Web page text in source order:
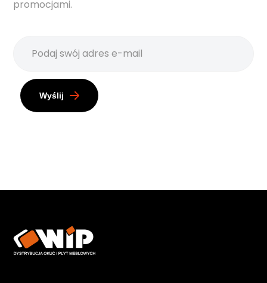
promocjami.
Wyślij